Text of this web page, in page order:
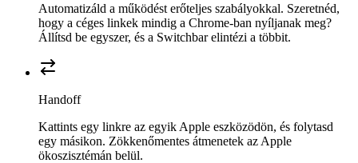
Automatizáld a működést erőteljes szabályokkal. Szeretnéd,
hogy a céges linkek mindig a Chrome-ban nyíljanak meg?
Állítsd be egyszer, és a Switchbar elintézi a többit.
Handoff
Kattints egy linkre az egyik Apple eszközödön, és folytasd
egy másikon. Zökkenőmentes átmenetek az Apple
ökoszisztémán belül.